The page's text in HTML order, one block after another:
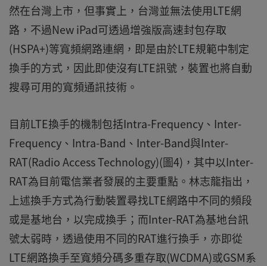
然在台灣上市，但事實上，台灣並無法使用LTE網
路，不過New iPad可透過增強版高速封包存取
(HSPA+)等寬頻網路連網，即是由於LTE規範中制定
換手的方式，因此即使沒有LTE訊號，裝置也將自動
搜尋可用的寬頻通訊技術。
目前LTE換手的機制包括Intra-Frequency、Inter-
Frequency、Intra-Band、Inter-Band與Inter-
RAT(Radio Access Technology)(圖4)，其中以Inter-
RAT為目前電信業者發展的主要重點。林志龍指出，
上述換手方式為行動裝置尋找LTE網路中不同的頻段
或是基地台，以完成換手；而Inter-RAT為基地台訊
號太弱時，透過使用不同的RAT進行換手，亦即從
LTE網路換手至寬頻分碼多重存取(WCDMA)或GSM系